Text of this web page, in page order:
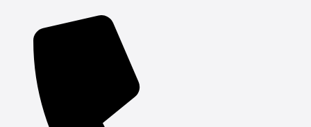
indholdet